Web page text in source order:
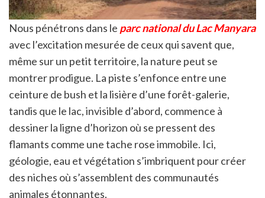
Nous pénétrons dans le parc national du Lac Manyara
avec l’excitation mesurée de ceux qui savent que,
même sur un petit territoire, la nature peut se
montrer prodigue. La piste s’enfonce entre une
ceinture de bush et la lisière d’une forêt-galerie,
tandis que le lac, invisible d’abord, commence à
dessiner la ligne d’horizon où se pressent des
flamants comme une tache rose immobile. Ici,
géologie, eau et végétation s’imbriquent pour créer
des niches où s’assemblent des communautés
animales étonnantes.